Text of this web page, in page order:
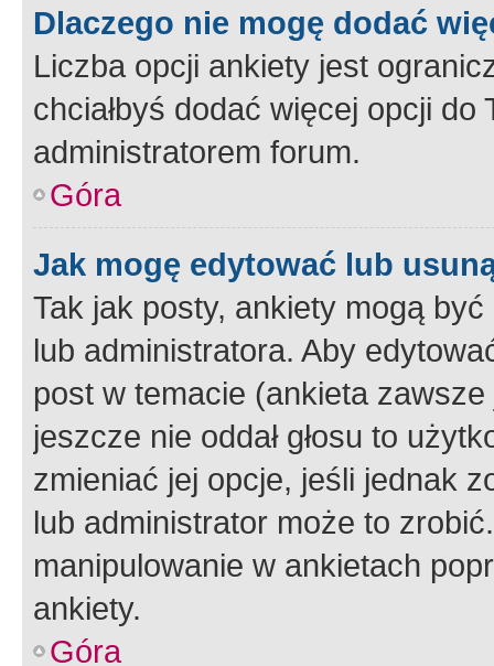
Dlaczego nie mogę dodać
Liczba opcji ankiety jest
chciałbyś dodać więcej opcji
administratorem forum.
Góra
Jak mogę edytować lub
Tak jak posty, ankiety mogą
lub administratora. Aby
post w temacie (ankieta
jeszcze nie oddał głosu to
zmieniać jej opcje, jeśli jednak
lub administrator może to
manipulowanie w ankietach
ankiety.
Góra